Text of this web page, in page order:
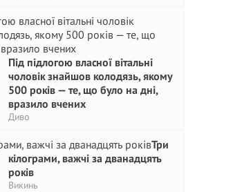
Під підлогою власної вітальні
чоловік знайшов колодязь, якому
500 років — те, що було на дні,
вразило вчених
Диво
Три
кілограми, важчі за дванадцять
років
Викинь